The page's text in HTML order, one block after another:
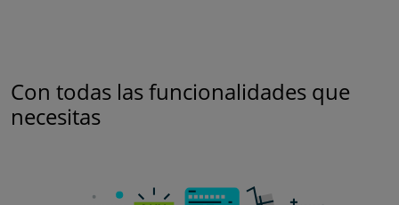
Con todas las funcionalidades que
necesitas